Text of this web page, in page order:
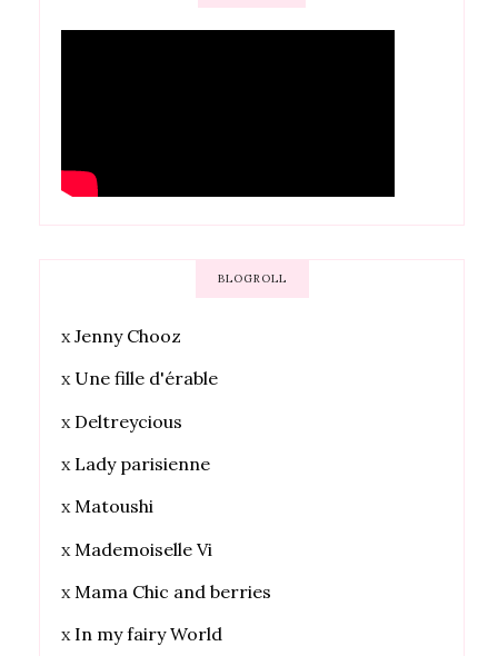
BLOGROLL
x Jenny Chooz
x Une fille d'érable
x Deltreycious
x Lady parisienne
xMatoushi
x Mademoiselle Vi
xMama Chic and berries
x In my fairy World